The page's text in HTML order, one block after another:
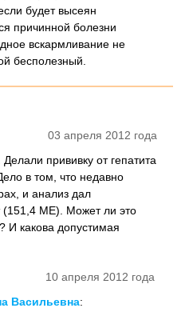
будет высеян
причинной болезни
вскармливание не
бесполезный.
03 апреля 2012 года
прививку от гепатита
в том, что недавно
и анализ дал
(151,4 МЕ). Может ли это
И какова допустимая
10 апреля 2012 года
Васильевна: